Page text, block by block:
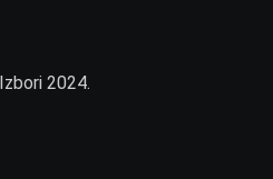
Izbori 2024.